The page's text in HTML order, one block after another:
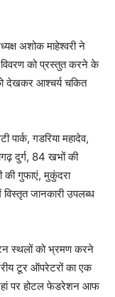
अशोक माहेश्वरी ने
विवरण को प्रस्तुत करने के
देखकर आश्चर्य चकित
पार्क, गडरिया महादेव,
दुर्ग, 84 खभों की
की गुफाएं, मुकुंदरा
जानकारी उपलब्ध
स्थलों को भ्रमण करने
टूर ऑपरेटरों का एक
पर होटल फेडरेशन आफ